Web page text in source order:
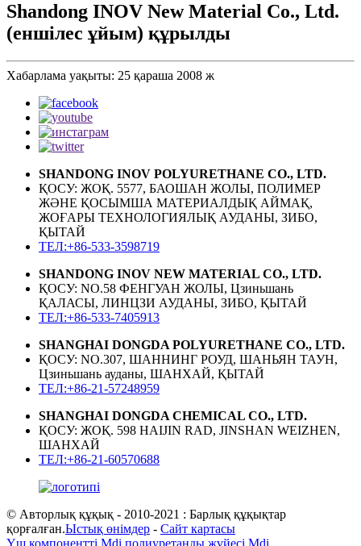
Shandong INOV New Material Co., Ltd.
(еншілес ұйым) құрылды
Хабарлама уақыты: 25 қараша 2008 ж
SHANDONG INOV POLYURETHANE CO., LTD.
ҚОСУ: ЖОҚ. 5577, БАОШАН ЖОЛЫ, ПОЛИМЕР
ЖӘНЕ ҚОСЫМША МАТЕРИАЛДЫҚ АЙМАҚ,
ЖОҒАРЫ ТЕХНОЛОГИЯЛЫҚ АУДАНЫ, ЗИБО,
ҚЫТАЙ
ТЕЛ:+86-533-3598719
SHANDONG INOV NEW MATERIAL CO., LTD.
ҚОСУ: NO.58 ФЕНГУАН ЖОЛЫ, Цзиньшань
ҚАЛАСЫ, ЛИНЦЗИ АУДАНЫ, ЗИБО, ҚЫТАЙ
ТЕЛ:+86-533-7405913
SHANGHAI DONGDA POLYURETHANE CO., LTD.
ҚОСУ: NO.307, ШАННИНГ РОУД, ШАНЬЯН ТАУН,
Цзиньшань ауданы, ШАНХАЙ, ҚЫТАЙ
ТЕЛ:+86-21-57248959
SHANGHAI DONGDA CHEMICAL CO., LTD.
ҚОСУ: ЖОҚ. 598 HAIJIN RAD, JINSHAN WEIZHEN,
ШАНХАЙ
ТЕЛ:+86-21-60570688
© Авторлық құқық - 2010-2021 : Барлық құқықтар
қорғалған.Ыстық өнімдер - Сайт картасы